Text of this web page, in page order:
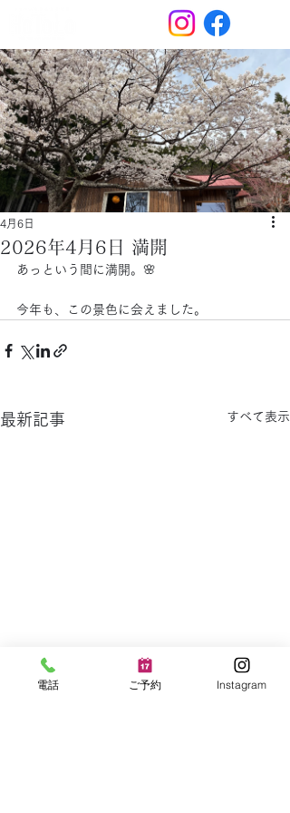
2026年4月6日 満開
4月6日
あっという間に満開。🌸
今年も、この景色に会えました。
最新記事 すべて表示
電話 ご予約 Instagram